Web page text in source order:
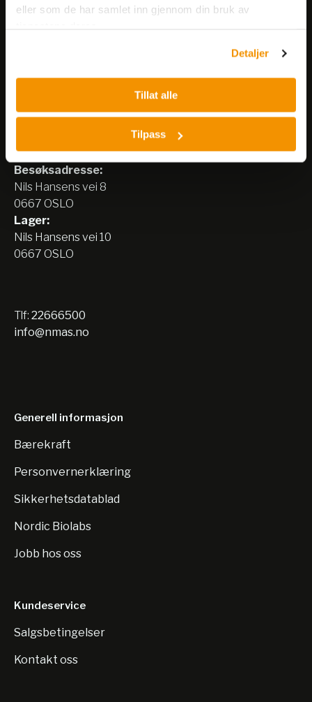
eller som de har samlet inn gjennom din bruk av
Detaljer
Tillat alle
Tilpass
Nerliens Meszansky AS
Besøksadresse:
Nils Hansens vei 8
0667 OSLO
Lager:
Nils Hansens vei 10
0667 OSLO
Tlf: 22666500
info@nmas.no
Generell informasjon
Bærekraft
Personvernerklæring
Sikkerhetsdatablad
Nordic Biolabs
Jobb hos oss
Kundeservice
Salgsbetingelser
Kontakt oss